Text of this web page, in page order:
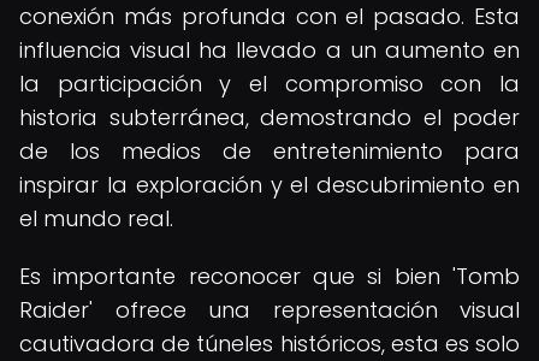
conexión más profunda con el pasado. Esta
influencia visual ha llevado a un aumento en
la participación y el compromiso con la
historia subterránea, demostrando el poder
de los medios de entretenimiento para
inspirar la exploración y el descubrimiento en
el mundo real.
Es importante reconocer que si bien 'Tomb
Raider' ofrece una representación visual
cautivadora de túneles históricos, esta es solo